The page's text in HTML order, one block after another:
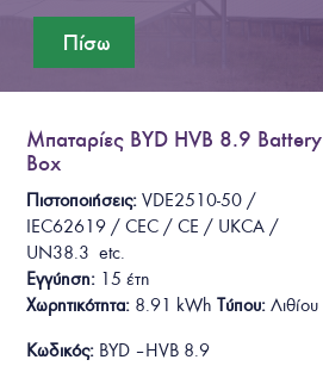
Μπαταρίες BYD HVB 8.9 Battery
Box
Πιστοποιήσεις:VDE2510-50 /
IEC62619 / CEC / CE / UKCA /
UN38.3etc.
Εγγύηση: 15 έτη
Χωρητικότητα: 8.91 kWh Τύπου: Λιθίου
Κωδικός: BYD – HVB 8.9